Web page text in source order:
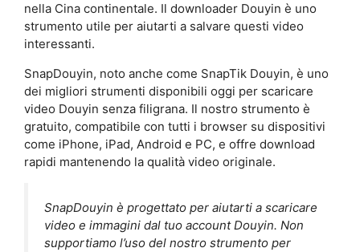
nella Cina continentale. Il downloader Douyin è uno
strumento utile per aiutarti a salvare questi video
interessanti.
SnapDouyin, noto anche come SnapTik Douyin, è uno
dei migliori strumenti disponibili oggi per scaricare
video Douyin senza filigrana. Il nostro strumento è
gratuito, compatibile con tutti i browser su dispositivi
come iPhone, iPad, Android e PC, e offre download
rapidi mantenendo la qualità video originale.
SnapDouyin è progettato per aiutarti a scaricare
video e immagini dal tuo account Douyin. Non
supportiamo l’uso del nostro strumento per